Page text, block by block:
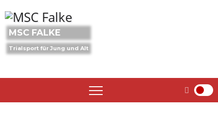
to
content
MSC FALKE
Trialsport für Jung und Alt